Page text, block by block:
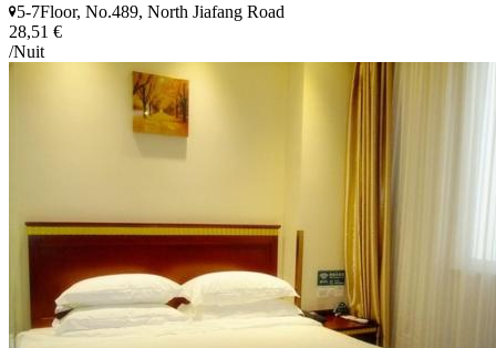
5-7Floor, No.489, North Jiafang Road
28,51 €
/Nuit